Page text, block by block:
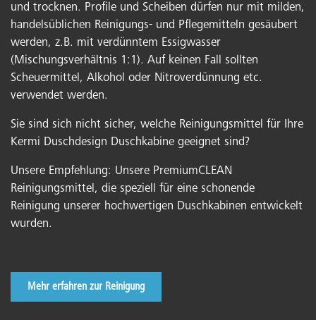
und trocknen. Profile und Scheiben dürfen nur mit milden,
handelsüblichen Reinigungs- und Pflegemitteln gesäubert
werden, z.B. mit verdünntem Essigwasser
(Mischungsverhältnis 1:1). Auf keinen Fall sollten
Scheuermittel, Alkohol oder Nitroverdünnung etc.
verwendet werden.
Sie sind sich nicht sicher, welche Reinigungsmittel für Ihre
Kermi Duschdesign Duschkabine geeignet sind?
Unsere Empfehlung: Unsere PremiumCLEAN
Reinigungsmittel, die speziell für eine schonende
Reinigung unserer hochwertigen Duschkabinen entwickelt
wurden.
Mehr erfahren zur Reinigung